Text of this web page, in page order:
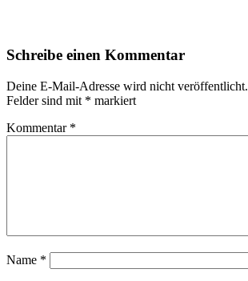
Schreibe einen Kommentar
Deine E-Mail-Adresse wird nicht veröffentlicht.
Felder sind mit * markiert
Kommentar *
Name *